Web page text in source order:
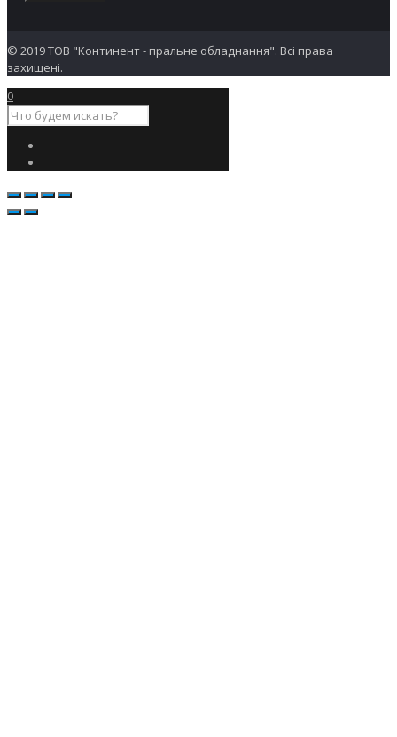
© 2019 ТОВ "Континент - пральне обладнання". Всі права
захищені.
0